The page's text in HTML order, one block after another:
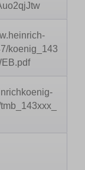
koenig_143